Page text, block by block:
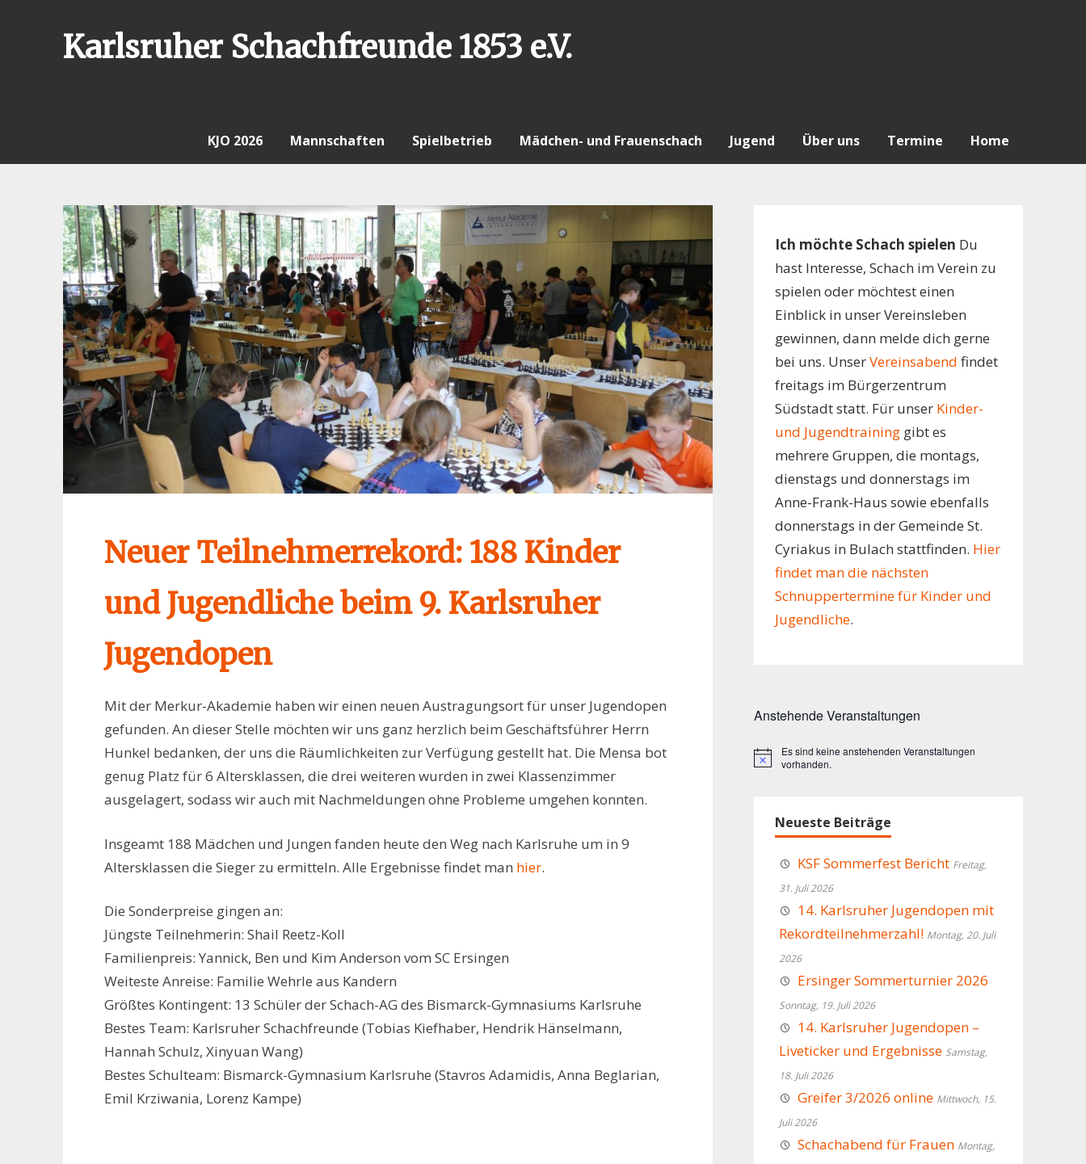
Karlsruher Schachfreunde 1853 e.V.
KJO 2026 Mannschaften Spielbetrieb Mädchen- und Frauenschach Jugend Über uns Termine Home
Neuer Teilnehmerrekord: 188 Kinder
und Jugendliche beim 9. Karlsruher
Jugendopen
Mit der Merkur-Akademie haben wir einen neuen Austragungsort für unser Jugendopen
gefunden. An dieser Stelle möchten wir uns ganz herzlich beim Geschäftsführer Herrn
Hunkel bedanken, der uns die Räumlichkeiten zur Verfügung gestellt hat. Die Mensa bot
genug Platz für 6 Altersklassen, die drei weiteren wurden in zwei Klassenzimmer
ausgelagert, sodass wir auch mit Nachmeldungen ohne Probleme umgehen konnten.
Insgeamt 188 Mädchen und Jungen fanden heute den Weg nach Karlsruhe um in 9
Altersklassen die Sieger zu ermitteln. Alle Ergebnisse findet man hier.
Die Sonderpreise gingen an:
Jüngste Teilnehmerin: Shail Reetz-Koll
Familienpreis: Yannick, Ben und Kim Anderson vom SC Ersingen
Weiteste Anreise: Familie Wehrle aus Kandern
Größtes Kontingent: 13 Schüler der Schach-AG des Bismarck-Gymnasiums Karlsruhe
Bestes Team: Karlsruher Schachfreunde (Tobias Kiefhaber, Hendrik Hänselmann,
Hannah Schulz, Xinyuan Wang)
Bestes Schulteam: Bismarck-Gymnasium Karlsruhe (Stavros Adamidis, Anna Beglarian,
Emil Krziwania, Lorenz Kampe)
Ich möchte Schach spielen Du
hast Interesse, Schach im Verein zu
spielen oder möchtest einen
Einblick in unser Vereinsleben
gewinnen, dann melde dich gerne
bei uns. UnserVereinsabend findet
freitags im Bürgerzentrum
Südstadt statt. Für unser Kinder-
und Jugendtraininggibt es
mehrere Gruppen, die montags,
dienstags und donnerstags im
Anne-Frank-Haus sowie ebenfalls
donnerstags in der Gemeinde St.
Cyriakus in Bulach stattfinden. Hier
findet man die nächsten
Schnuppertermine für Kinder und
Jugendliche.
Anstehende Veranstaltungen
Hinweis
Es sind keine anstehenden Veranstaltungen
vorhanden.
Neueste Beiträge
KSF Sommerfest Bericht Freitag,
31. Juli 2026
14. Karlsruher Jugendopen mit
Rekordteilnehmerzahl! Montag, 20. Juli
2026
Ersinger Sommerturnier 2026
Sonntag, 19. Juli 2026
14. Karlsruher Jugendopen –
Liveticker und Ergebnisse Samstag,
18. Juli 2026
Greifer 3/2026 online Mittwoch, 15.
Juli 2026
Schachabend für Frauen Montag,